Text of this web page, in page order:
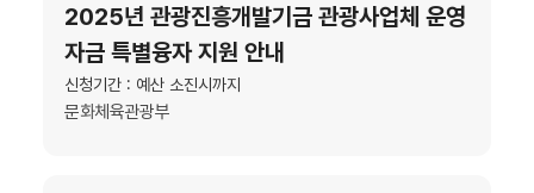
2025년 관광진흥개발기금 관광사업체 운영
자금 특별융자 지원 안내
신청기간 : 예산 소진시까지
문화체육관광부